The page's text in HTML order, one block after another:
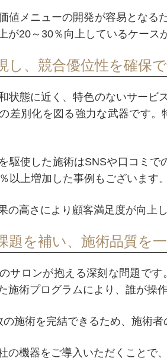
値メニューの開発が容易となる
が20～30％向上しているケース
し、競合優位性を確保
状態に近く、特色のないサービ
差別化を図る強力な武器です
駆使した施術はSNSや口コミ
以上増加した事例もございます。
の高さにより顧客満足度が向上
題を補い、施術品質を
サロンが抱える深刻な問題で
施術プログラムにより、誰が操
の施術を完結できるため、施術
の機器をご導入いただくことで